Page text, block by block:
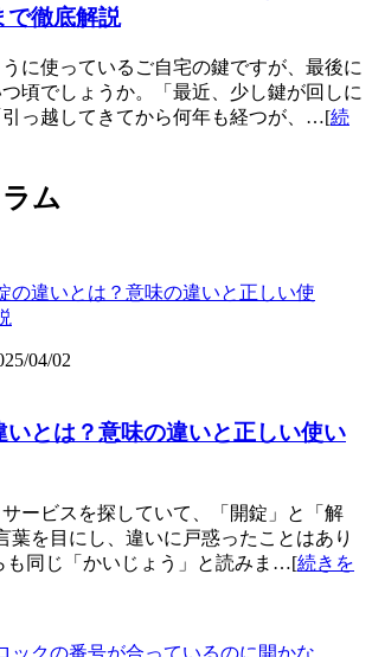
で徹底解説
に使っているご自宅の鍵ですが、最後に
頃でしょうか。「最近、少し鍵が回しに
引っ越してきてから何年も経つが、…[続
ム
04/02
いとは？意味の違いと正しい使い
ービスを探していて、「開錠」と「解
葉を目にし、違いに戸惑ったことはあり
も同じ「かいじょう」と読みま…[続きを